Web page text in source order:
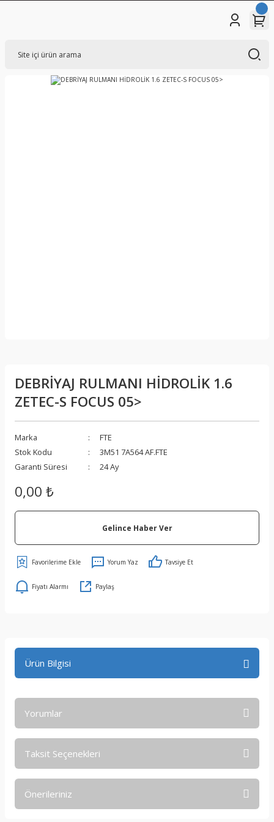
DEBRİYAJ RULMANI HİDROLİK 1.6
ZETEC-S FOCUS 05>
Marka
FTE
Stok Kodu
3M51 7A564 AF.FTE
Garanti Süresi
24 Ay
0,00 ₺
Gelince Haber Ver
Yorum Yaz Tavsiye Et
Fiyatı Alarmı Paylaş
Ürün Bilgisi
Yorumlar
Taksit Seçenekleri
Önerileriniz